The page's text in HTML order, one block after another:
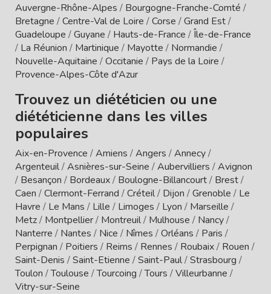
Auvergne-Rhône-Alpes / Bourgogne-Franche-Comté /
Bretagne /Centre-Val de Loire /Corse /Grand Est/
Guadeloupe /Guyane / Hauts-de-France /Île-de-France
/ La Réunion / Martinique / Mayotte / Normandie /
Nouvelle-Aquitaine /Occitanie / Pays de la Loire /
Provence-Alpes-Côte d'Azur
Trouvez un diététicien ou une
diététicienne dans les villes
populaires
Aix-en-Provence /Amiens /Angers /Annecy/
Argenteuil/Asnières-sur-Seine /Aubervilliers /Avignon
/ Besançon / Bordeaux/ Boulogne-Billancourt/ Brest/
Caen /Clermont-Ferrand /Créteil/ Dijon /Grenoble / Le
Havre / Le Mans / Lille / Limoges / Lyon / Marseille /
Metz/ Montpellier/ Montreuil/ Mulhouse / Nancy/
Nanterre / Nantes / Nice / Nîmes /Orléans / Paris /
Perpignan / Poitiers / Reims / Rennes / Roubaix/ Rouen /
Saint-Denis /Saint-Etienne /Saint-Paul/Strasbourg /
Toulon /Toulouse /Tourcoing /Tours /Villeurbanne /
Vitry-sur-Seine